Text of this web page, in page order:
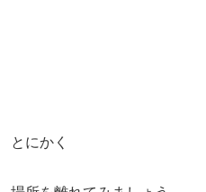
とにかく